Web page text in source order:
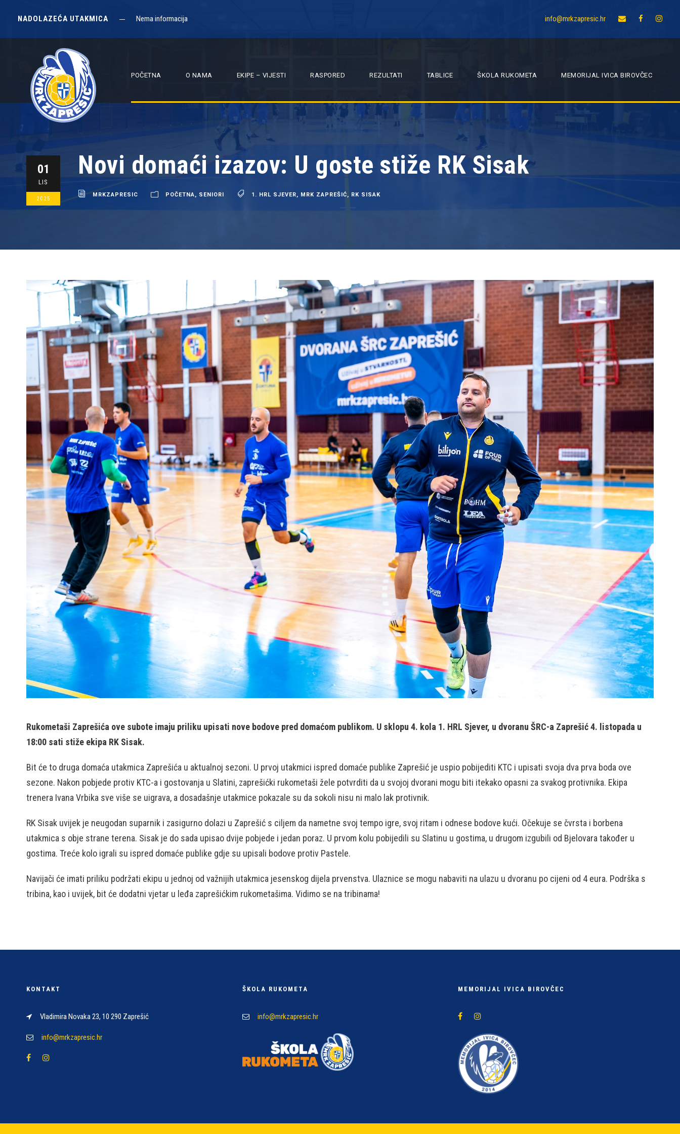
NADOLAZEĆA UTAKMICA Nema informacija info@mrkzapresic.hr
POČETNA O NAMA EKIPE – VIJESTI RASPORED REZULTATI TABLICE ŠKOLA RUKOMETA MEMORIJAL IVICA BIROVČEC
01
LIS
2025
Novi domaći izazov: U goste stiže RK Sisak
MRKZAPRESIC POČETNA, SENIORI 1. HRL SJEVER, MRK ZAPREŠIĆ, RK SISAK
Rukometaši Zaprešića ove subote imaju priliku upisati nove bodove pred domaćom publikom. U sklopu 4. kola 1. HRL Sjever, u dvoranu ŠRC-a Zaprešić 4. listopada u
18:00 sati stiže ekipa RK Sisak.
Bit će to druga domaća utakmica Zaprešića u aktualnoj sezoni. U prvoj utakmici ispred domaće publike Zaprešić je uspio pobijediti KTC i upisati svoja dva prva boda ove
sezone. Nakon pobjede protiv KTC-a i gostovanja u Slatini, zaprešićki rukometaši žele potvrditi da u svojoj dvorani mogu biti itekako opasni za svakog protivnika. Ekipa
trenera Ivana Vrbika sve više se uigrava, a dosadašnje utakmice pokazale su da sokoli nisu ni malo lak protivnik.
RK Sisak uvijek je neugodan suparnik i zasigurno dolazi u Zaprešić s ciljem da nametne svoj tempo igre, svoj ritam i odnese bodove kući. Očekuje se čvrsta i borbena
utakmica s obje strane terena. Sisak je do sada upisao dvije pobjede i jedan poraz. U prvom kolu pobijedili su Slatinu u gostima, u drugom izgubili od Bjelovara također u
gostima. Treće kolo igrali su ispred domaće publike gdje su upisali bodove protiv Pastele.
Navijači će imati priliku podržati ekipu u jednoj od važnijih utakmica jesenskog dijela prvenstva. Ulaznice se mogu nabaviti na ulazu u dvoranu po cijeni od 4 eura. Podrška s
tribina, kao i uvijek, bit će dodatni vjetar u leđa zaprešićkim rukometašima. Vidimo se na tribinama!
KONTAKT
Vladimira Novaka 23, 10 290 Zaprešić
info@mrkzapresic.hr
ŠKOLA RUKOMETA
info@mrkzapresic.hr
MEMORIJAL IVICA BIROVČEC